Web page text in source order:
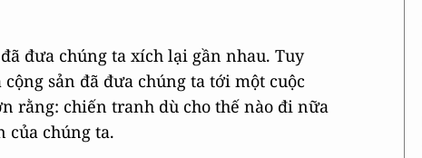
đưa chúng ta xích lại gần nhau. Tuy
sản đã đưa chúng ta tới một cuộc
rằng: chiến tranh dù cho thế nào đi nữa
của chúng ta.